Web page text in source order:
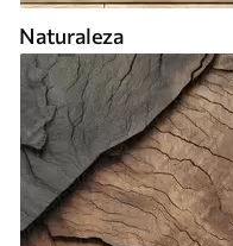
Naturaleza